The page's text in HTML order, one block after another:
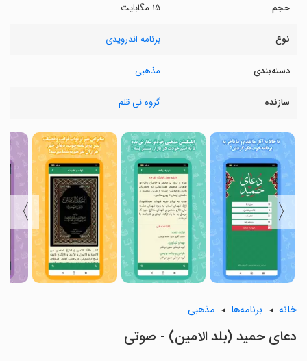
حجم ۱۵ مگابایت
نوع برنامه اندرویدی
دسته‌بندی مذهبی
سازنده گروه نی قلم
〈
〉
خانه برنامه‌ها مذهبی
دعای حمید (بلد الامین) - صوتی